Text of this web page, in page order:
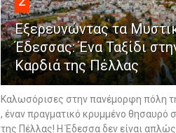
Εξερευνώντας τα
Έδεσσας: Ένα Ταξίδι
Καρδιά της Πέλλας
Καλωσόρισες στην πανέμορφη πόλη
, έναν πραγματικό κρυμμένο θησαυρό
της Πέλλας! Η Έδεσσα δεν είναι απλώς